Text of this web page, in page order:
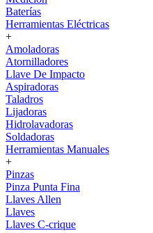
Baterías
Herramientas Eléctricas
+
Amoladoras
Atornilladores
Llave De Impacto
Aspiradoras
Taladros
Lijadoras
Hidrolavadoras
Soldadoras
Herramientas Manuales
+
Pinzas
Pinza Punta Fina
Llaves Allen
Llaves
Llaves C-crique